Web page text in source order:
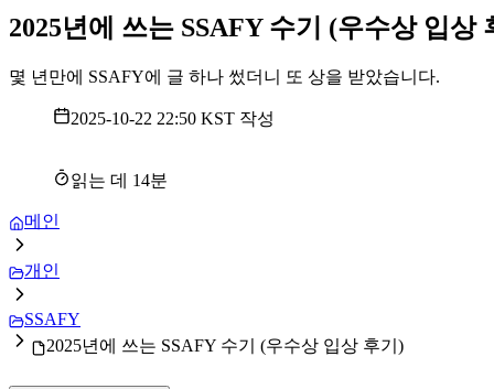
2025년에 쓰는 SSAFY 수기 (우수상 입상
몇 년만에 SSAFY에 글 하나 썼더니 또 상을 받았습니다.
2025-10-22 22:50 KST 작성
읽는 데 14분
메인
개인
SSAFY
2025년에 쓰는 SSAFY 수기 (우수상 입상 후기)